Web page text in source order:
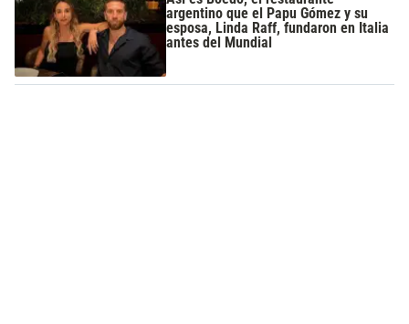
argentino que el Papu Gómez y su
esposa, Linda Raff, fundaron en Italia
antes del Mundial